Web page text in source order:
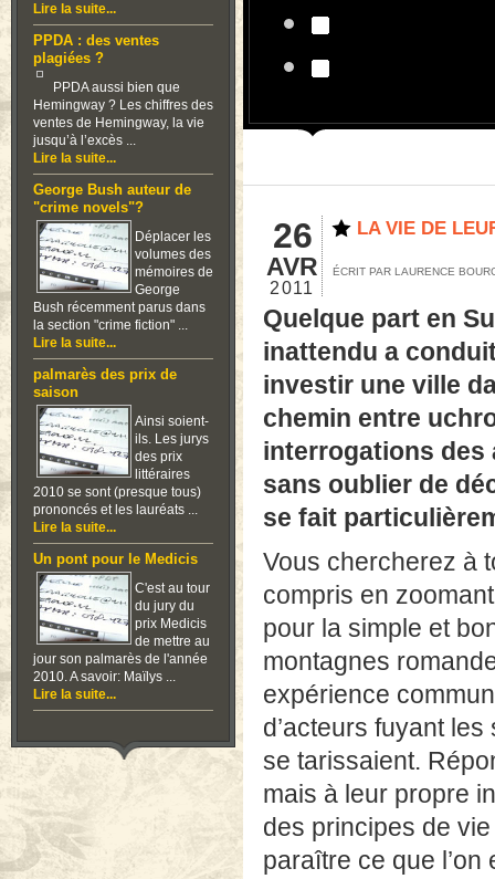
Lire la suite...
PPDA : des ventes
plagiées ?
PPDA aussi bien que
Hemingway ? Les chiffres des
ventes de Hemingway, la vie
jusqu’à l’excès ...
Lire la suite...
George Bush auteur de
"crime novels"?
Déplacer les
volumes des
mémoires de
George
Bush récemment parus dans
la section "crime fiction" ...
Lire la suite...
palmarès des prix de
saison
Ainsi soient-
ils. Les jurys
des prix
littéraires
2010 se sont (presque tous)
prononcés et les lauréats ...
Lire la suite...
Un pont pour le Medicis
C'est au tour
du jury du
prix Medicis
de mettre au
jour son palmarès de l'année
2010. A savoir: Maïlys ...
Lire la suite...
26
AVR
2011
LA VIE DE
ÉCRIT PAR LAURENCE
Quelque part en
inattendu a
investir une ville
chemin entre
interrogations des
sans oublier de
se fait
Vous chercherez à
compris en
pour la simple et
montagnes
expérience
d’acteurs fuyant
se tarissaient.
mais à leur propre
des principes de
paraître ce que